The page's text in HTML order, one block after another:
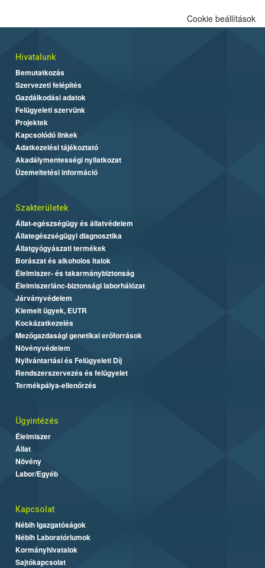
Cookie beállítások
Hivatalunk
Bemutatkozás
Szervezeti felépítés
Gazdálkodási adatok
Felügyeleti szervünk
Projektek
Kapcsolódó linkek
Adatkezelési tájékoztató
Akadálymentességi nyilatkozat
Üzemeltetési információ
Szakterületek
Állat-egészségügy és állatvédelem
Állategészségügyi diagnosztika
Állatgyógyászati termékek
Borászat és alkoholos italok
Élelmiszer- és takarmánybiztonság
Élelmiszerlánc-biztonsági laborhálózat
Járványvédelem
Kiemelt ügyek, EUTR
Kockázatkezelés
Mezőgazdasági genetikai erőforrások
Növényvédelem
Nyilvántartási és Felügyeleti Díj
Rendszerszervezés és felügyelet
Termékpálya-ellenőrzés
Ügyintézés
Élelmiszer
Állat
Növény
Labor/Egyéb
Kapcsolat
Nébih Igazgatóságok
Nébih Laboratóriumok
Kormányhivatalok
Sajtókapcsolat